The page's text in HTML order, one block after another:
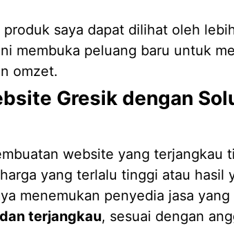
saya dapat dilihat oleh
membuka peluang baru untuk
omzet.
Gresik dengan
website yang terjangkau
yang terlalu tinggi atau hasil
menemukan penyedia jasa
terjangkau, sesuai dengan